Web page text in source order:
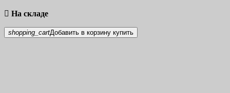
 На складе
shopping_cartДобавить в корзину купить